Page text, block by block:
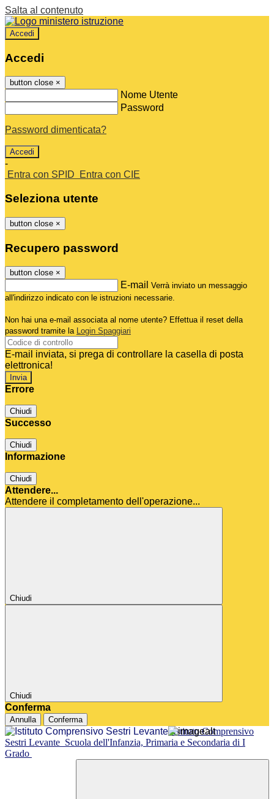
Salta al contenuto
Accedi
Accedi
button close ×
Nome Utente
Password
Password dimenticata?
-
Entra con SPID
Entra con CIE
Seleziona utente
button close ×
Recupero password
button close ×
E-mail Verrà inviato un messaggio
all'indirizzo indicato con le istruzioni necessarie.
Non hai una e-mail associata al nome utente? Effettua il reset della
password tramite la Login Spaggiari
E-mail inviata, si prega di controllare la casella di posta
elettronica!
Errore
Chiudi
Successo
Chiudi
Informazione
Chiudi
Attendere...
Attendere il completamento dell'operazione...
Chiudi
Chiudi
Conferma
Annulla Conferma
Istituto Comprensivo
Sestri Levante Scuola dell'Infanzia, Primaria e Secondaria di I
Grado